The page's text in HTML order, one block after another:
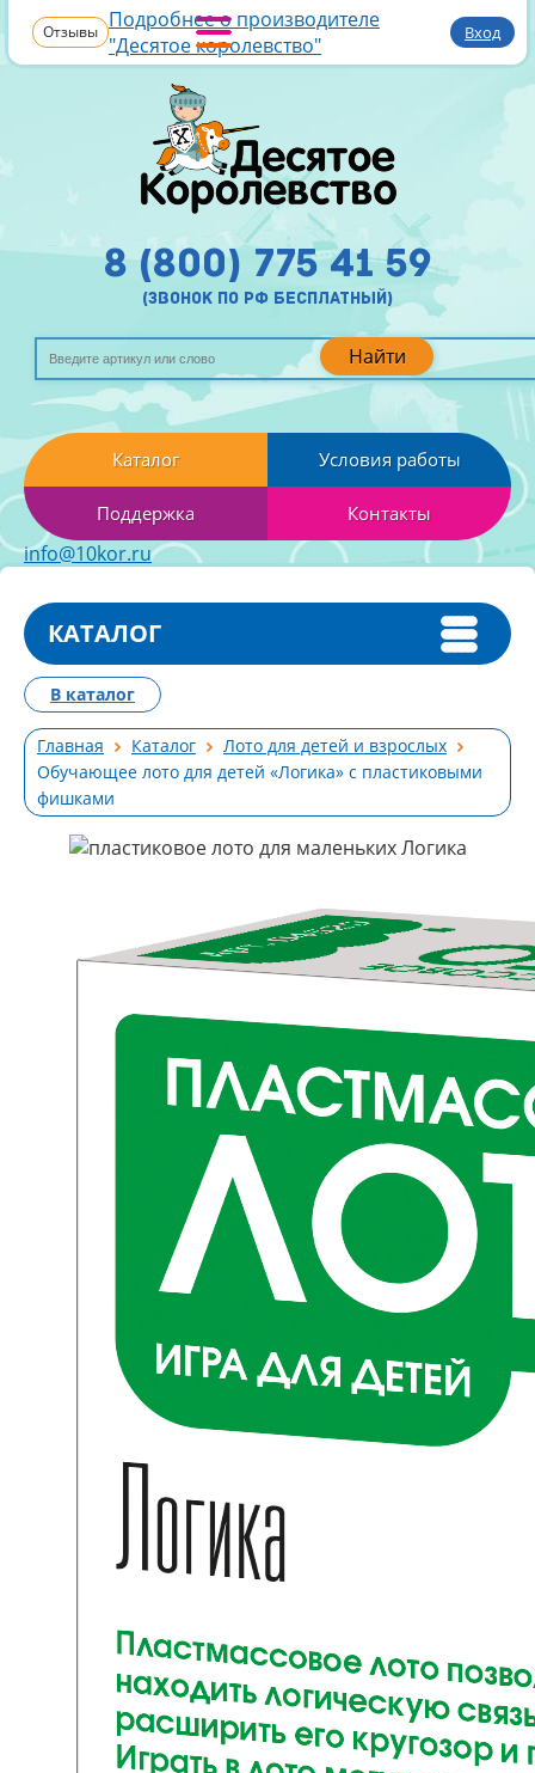
Отзывы Подробнее о производителе
"Десятое королевство"
Вход
Найти
8 (800) 775 41 59
(звонок по рф бесплатный)
Каталог Условия работы
Поддержка Контакты
info@10kor.ru
КАТАЛОГ
Главная Каталог
Лото для детей и взрослых
Обучающее лото для детей «Логика» с пластиковыми
фишками
В каталог